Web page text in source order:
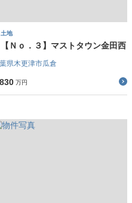
土地
【Ｎｏ．３】マストタウン金田西
県木更津市瓜倉
万円